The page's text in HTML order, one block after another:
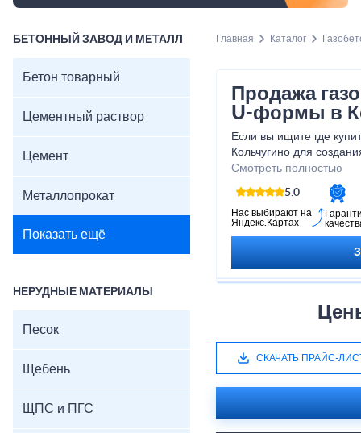
БЕТОННЫЙ ЗАВОД И МЕТАЛЛ
Бетон товарный
Цементный раствор
Цемент
Металлопрокат
Показать ещё
НЕРУДНЫЕ МАТЕРИАЛЫ
Песок
Щебень
ЩПС и ПГС
Главная Каталог
Продажа
U-формы в
Если вы ищите где
Кольчугино для
самая выгодная
Монолит. Мы
официальных
СтройКомплект, ЕАБ,
предложить клиенту
Смотреть полностью
5.0
Нас выбирают на
Яндекс.Картах
СКАЧАТЬ ПРАЙС-